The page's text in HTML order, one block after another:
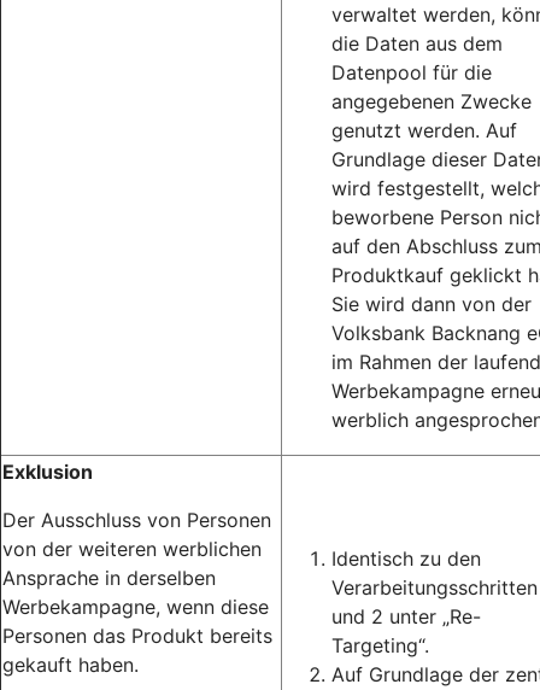
verwaltet werden,
die Daten aus dem
Datenpool für die
angegebenen Zwecke
genutzt werden. Auf
Grundlage dieser
wird festgestellt,
beworbene Person
auf den Abschluss
Produktkauf geklickt
Sie wird dann von der
Volksbank Backnang
im Rahmen der
Werbekampagne
werblich
Exklusion
Der Ausschluss von Personen
von der weiteren werblichen
Ansprache in derselben
Werbekampagne, wenn diese
Personen das Produkt bereits
gekauft haben.
Identisch zu den
Verarbeitungsschritten
und 2 unter „Re-
Targeting“.
Auf Grundlage der